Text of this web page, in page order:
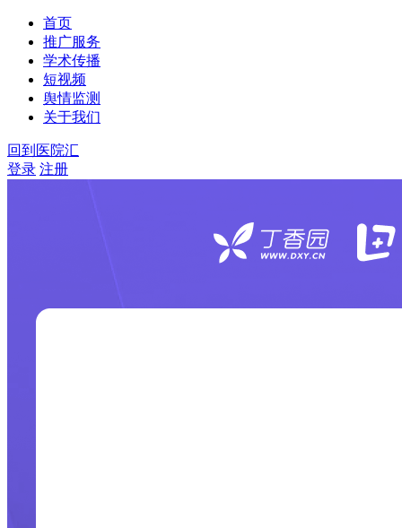
首页
推广服务
学术传播
短视频
舆情监测
关于我们
回到医院汇
登录 注册